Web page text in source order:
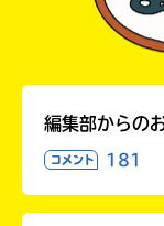
編集部からの
コメント 181